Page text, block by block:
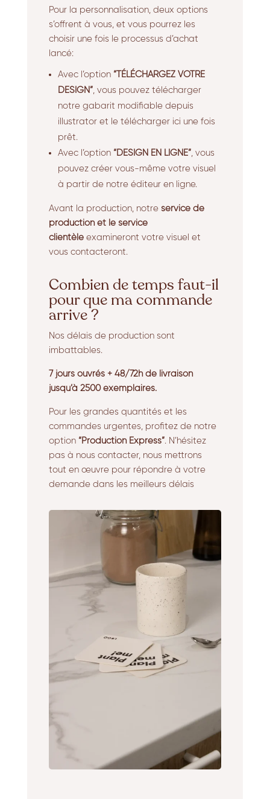
Pour la personnalisation, deux options
s’offrent à vous, et vous pourrez les
choisir une fois le processus d’achat
lancé:
Avec l’option “TÉLÉCHARGEZ VOTRE
DESIGN”, vous pouvez télécharger
notre gabarit modifiable depuis
illustrator et le télécharger ici une fois
prêt.
Avec l’option “DESIGN EN LIGNE”, vous
pouvez créer vous-même votre visuel
à partir de notre éditeur en ligne.
Avant la production, notre service de
production et le service
clientèleexamineront votre visuel et
vous contacteront.
Combien de temps faut-il
pour que ma commande
arrive ?
Nos délais de production sont
imbattables.
7 jours ouvrés + 48/72h de livraison
jusqu’à 2500 exemplaires.
Pour les grandes quantités et les
commandes urgentes, profitez de notre
option “Production Express”. N’hésitez
pas à nous contacter, nous mettrons
tout en œuvre pour répondre à votre
demande dans les meilleurs délais